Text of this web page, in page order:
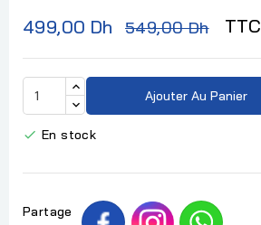
499,00 Dh 549,00 Dh TTC
Ajouter Au Panier
 En stock
Partage